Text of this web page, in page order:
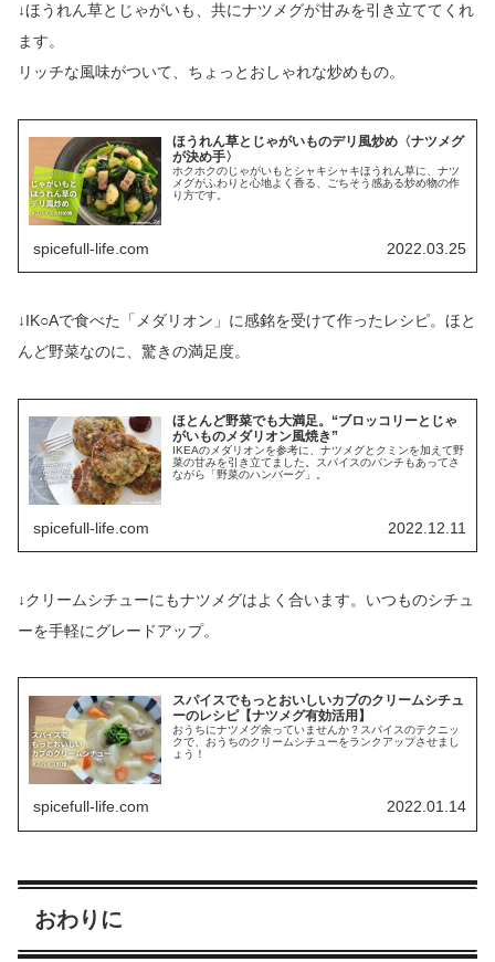
↓ほうれん草とじゃがいも、共にナツメグが甘みを引き立ててくれ
ます。
リッチな風味がついて、ちょっとおしゃれな炒めもの。
ほうれん草とじゃがいものデリ風炒め〈ナツメグ
が決め手〉
ホクホクのじゃがいもとシャキシャキほうれん草に、ナツ
メグがふわりと心地よく香る、ごちそう感ある炒め物の作
り方です。
spicefull-life.com 2022.03.25
↓IK○Aで食べた「メダリオン」に感銘を受けて作ったレシピ。ほと
んど野菜なのに、驚きの満足度。
ほとんど野菜でも大満足。“ブロッコリーとじゃ
がいものメダリオン風焼き”
IKEAのメダリオンを参考に、ナツメグとクミンを加えて野
菜の甘みを引き立てました。スパイスのパンチもあってさ
ながら「野菜のハンバーグ」。
spicefull-life.com 2022.12.11
↓クリームシチューにもナツメグはよく合います。いつものシチュ
ーを手軽にグレードアップ。
スパイスでもっとおいしいカブのクリームシチュ
ーのレシピ【ナツメグ有効活用】
おうちにナツメグ余っていませんか？スパイスのテクニッ
クで、おうちのクリームシチューをランクアップさせまし
ょう！
spicefull-life.com 2022.01.14
おわりに